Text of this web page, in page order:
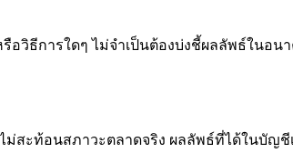
อวิธีการใดๆ ไม่จำเป็นต้องบ่งชี้ผลลัพธ์ใน
ไม่สะท้อนสภาวะตลาดจริง ผลลัพธ์ที่ได้ในบั